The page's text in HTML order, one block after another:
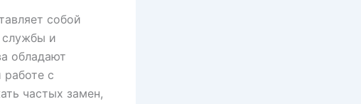
собой
службы и
обладают
с
частых замен,